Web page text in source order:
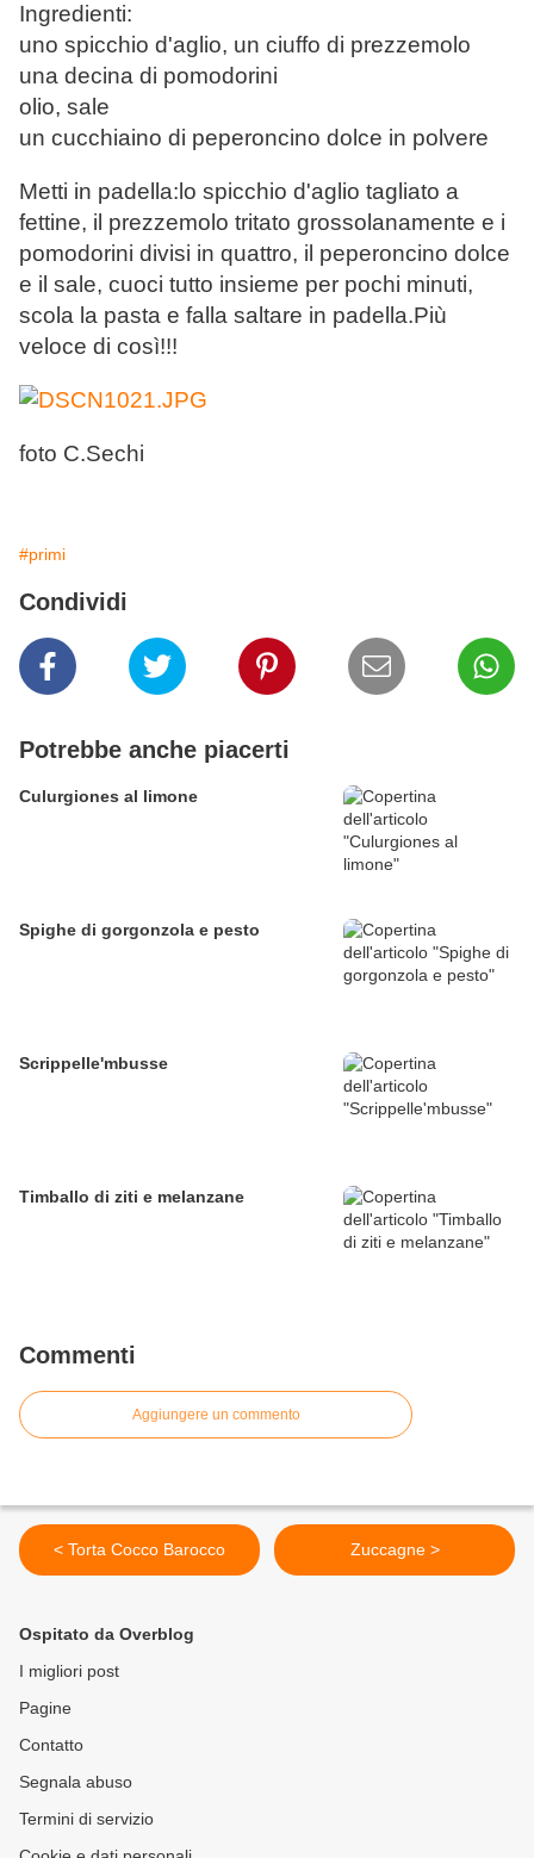
Ingredienti:
uno spicchio d'aglio, un ciuffo di prezzemolo
una decina di pomodorini
olio, sale
un cucchiaino di peperoncino dolce in polvere
Metti in padella:lo spicchio d'aglio tagliato a
fettine, il prezzemolo tritato grossolanamente e i
pomodorini divisi in quattro, il peperoncino dolce
e il sale, cuoci tutto insieme per pochi minuti,
scola la pasta e falla saltare in padella.Più
veloce di così!!!
foto C.Sechi
#primi
Condividi
Potrebbe anche piacerti
Culurgiones al limone
Spighe di gorgonzola e pesto
Scrippelle'mbusse
Timballo di ziti e melanzane
Commenti
Aggiungere un commento
< Torta Cocco Barocco Zuccagne >
Ospitato da Overblog
I migliori post
Pagine
Contatto
Segnala abuso
Termini di servizio